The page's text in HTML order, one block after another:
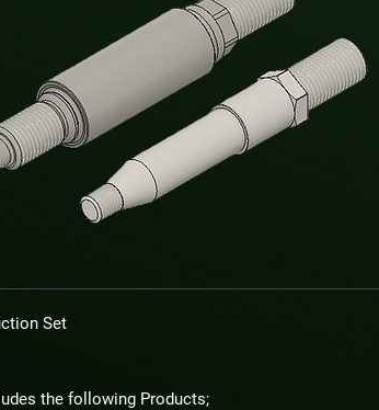
Set
the following Products;